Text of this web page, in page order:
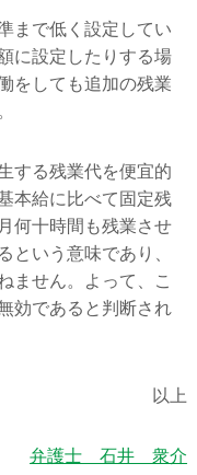
まで低く設定してい
に設定したりする場
をしても追加の残業
する残業代を便宜的
本給に比べて固定残
何十時間も残業させ
という意味であり、
ません。よって、こ
効であると判断され
以上
弁護士 石井 衆介